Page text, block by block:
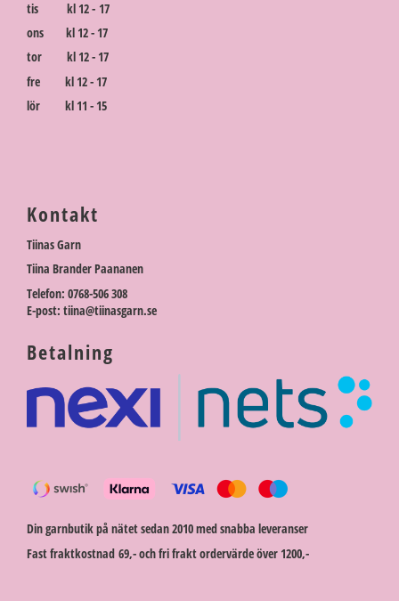
tis kl 12 - 17
ons kl 12 - 17
tor kl 12 - 17
fre kl 12 - 17
lör kl 11 - 15
Kontakt
Tiinas Garn
Tiina Brander Paananen
Telefon: 0768-506 308
E-post: tiina@tiinasgarn.se
Betalning
Din garnbutik på nätet sedan 2010 med snabba leveranser
Fast fraktkostnad 69,- och fri frakt ordervärde över 1200,-